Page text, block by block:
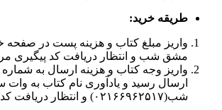
طریقه خرید:
واریز مبلغ کتاب و هزینه پست در صفحه
مشق شب و انتظار دریافت کد پیگیری
واریز وجه کتاب و هزینه ارسال به
ارسال رسید و یادآوری نام کتاب به
شب(۰۲۱۶۶۹۶۲۵۱۷) و انتظار دریافت کد پیگیری مرسوله